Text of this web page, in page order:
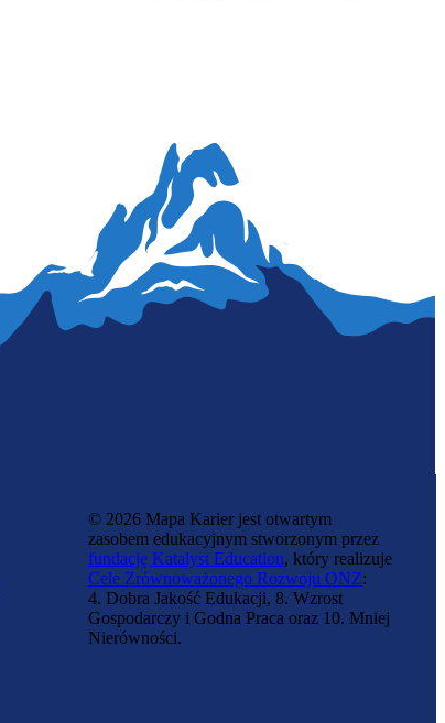
© 2026 Mapa Karier jest otwartym
zasobem edukacyjnym stworzonym przez
fundację Katalyst Education, który realizuje
Cele Zrównoważonego Rozwoju ONZ:
4. Dobra Jakość Edukacji, 8. Wzrost
Gospodarczy i Godna Praca oraz 10. Mniej
Nierówności.